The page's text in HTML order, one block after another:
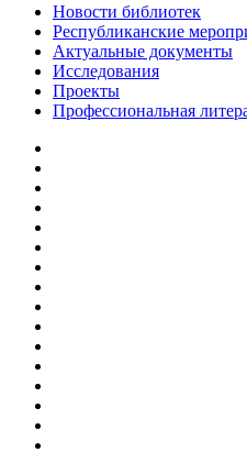
Новости библиотек
Республиканские
Актуальные документы
Исследования
Проекты
Профессиональная